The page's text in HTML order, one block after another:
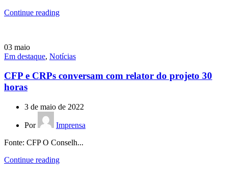
Continue reading
03 maio
Em destaque, Notícias
CFP e CRPs conversam com relator do projeto 30
horas
3 de maio de 2022
Por
Imprensa
Fonte: CFP O Conselh...
Continue reading